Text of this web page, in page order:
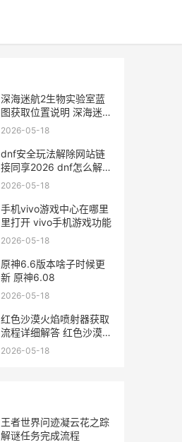
深海迷航2生物实验室蓝
图获取位置说明 深海迷航
2生物反应堆
2026-05-18
dnf安全玩法解除网站链
接同享2026 dnf怎么解安
全
2026-05-18
手机vivo游戏中心在哪里
里打开 vivo手机游戏功能
2026-05-18
原神6.6版本啥子时候更
新 原神6.08
2026-05-18
红色沙漠火焰喷射器获取
流程详细解答 红色沙漠百
科
2026-05-18
王者世界问迹凝云花之踪
解谜任务完成流程